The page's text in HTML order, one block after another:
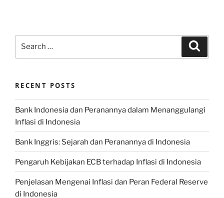
RECENT POSTS
Bank Indonesia dan Peranannya dalam Menanggulangi
Inflasi di Indonesia
Bank Inggris: Sejarah dan Peranannya di Indonesia
Pengaruh Kebijakan ECB terhadap Inflasi di Indonesia
Penjelasan Mengenai Inflasi dan Peran Federal Reserve
di Indonesia